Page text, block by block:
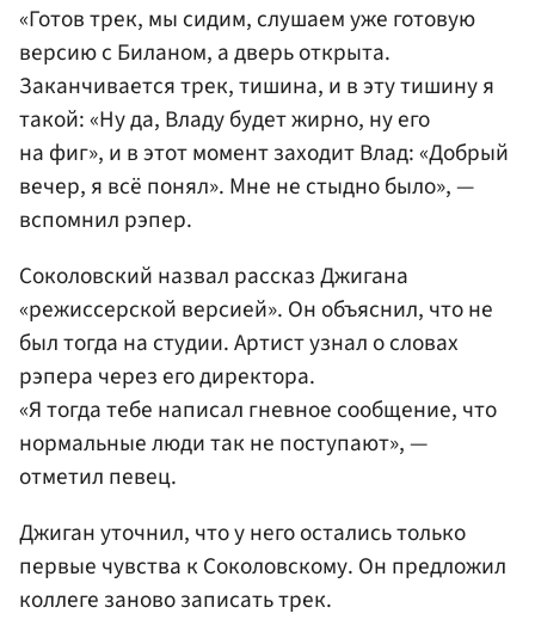
«Готов трек, мы сидим, слушаем уже готовую
версию с Биланом, а дверь открыта.
Заканчивается трек, тишина, и в эту тишину я
такой: «Ну да, Владу будет жирно, ну его
на фиг», и в этот момент заходит Влад: «Добрый
вечер, я всё понял». Мне не стыдно было», —
вспомнил рэпер.
Соколовский назвал рассказ Джигана
«режиссерской версией». Он объяснил, что не
был тогда на студии. Артист узнал о словах
рэпера через его директора.
«Я тогда тебе написал гневное сообщение, что
нормальные люди так не поступают», —
отметил певец.
Джиган уточнил, что у него остались только
первые чувства к Соколовскому. Он предложил
коллеге заново записать трек.